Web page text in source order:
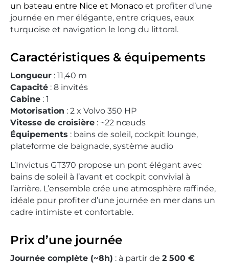
un bateau entre Nice et Monaco et profiter d’une
journée en mer élégante, entre criques, eaux
turquoise et navigation le long du littoral.
Caractéristiques & équipements
Longueur : 11,40 m
Capacité : 8 invités
Cabine : 1
Motorisation : 2 x Volvo 350 HP
Vitesse de croisière : ~22 nœuds
Équipements : bains de soleil, cockpit lounge,
plateforme de baignade, système audio
L’Invictus GT370 propose un pont élégant avec
bains de soleil à l’avant et cockpit convivial à
l’arrière. L’ensemble crée une atmosphère raffinée,
idéale pour profiter d’une journée en mer dans un
cadre intimiste et confortable.
Prix d’une journée
Journée complète (~8h) : à partir de 2 500 €